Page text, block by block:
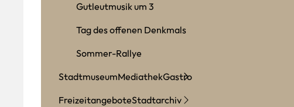
Gutleutmusik um 3
Tag des offenen Denkmals
Sommer-Rallye
StadtmuseumMediathekGastro
FreizeitangeboteStadtarchiv